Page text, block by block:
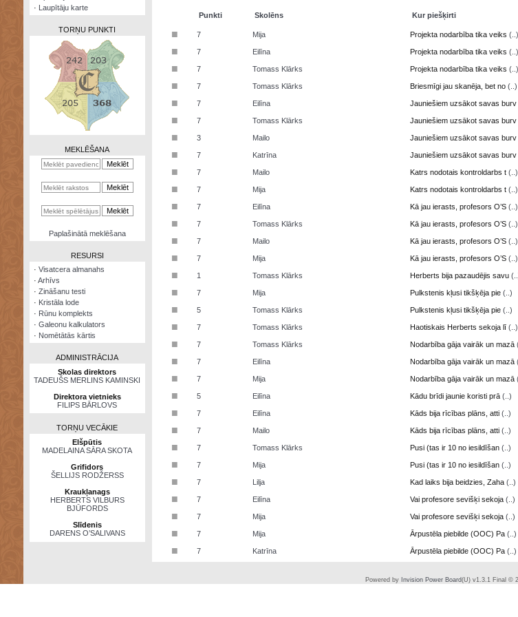
kalkulators
· Laupītāju karte
TORŅU PUNKTI
MEKLĒŠANA
Paplašinātā meklēšana
RESURSI
· Visatcera almanahs
· Arhīvs
· Zināšanu testi
· Kristāla lode
· Rūnu komplekts
· Galeonu kalkulators
· Nomētātās kārtis
ADMINISTRĀCIJA
Skolas direktors
TADEUŠS MERLINS KAMINSKI
Direktora vietnieks
FILIPS BĀRLOVS
TORŅU VECĀKIE
Elšpūtis
MADELAINA SĀRA SKOTA
Grifidors
ŠELLIJS RODŽERSS
Kraukļanags
HERBERTS VILBURS
BJŪFORDS
Slīdenis
DARENS O’SALIVANS
Punkti Skolēns Kur piešķirti
■ 7 Mija Projekta nodarbība tika veiks (..)
■ 7 Eilīna Projekta nodarbība tika veiks (..)
■ 7 Tomass Klārks Projekta nodarbība tika veiks (..)
■ 7 Tomass Klārks Briesmīgi jau skanēja, bet no (..)
■ 7 Eilīna Jauniešiem uzsākot savas burv
■ 7 Tomass Klārks Jauniešiem uzsākot savas burv
■ 3 Mailo Jauniešiem uzsākot savas burv
■ 7 Katrīna Jauniešiem uzsākot savas burv
■ 7 Mailo Katrs nodotais kontroldarbs t (..)
■ 7 Mija Katrs nodotais kontroldarbs t (..)
■ 7 Eilīna Kā jau ierasts, profesors O’S (..)
■ 7 Tomass Klārks Kā jau ierasts, profesors O’S (..)
■ 7 Mailo Kā jau ierasts, profesors O’S (..)
■ 7 Mija Kā jau ierasts, profesors O’S (..)
■ 1 Tomass Klārks Herberts bija pazaudējis savu
■ 7 Mija Pulkstenis kļusi tikšķēja pie (..)
■ 5 Tomass Klārks Pulkstenis kļusi tikšķēja pie (..)
■ 7 Tomass Klārks Haotiskais Herberts sekoja lī (..)
■ 7 Tomass Klārks Nodarbība gāja vairāk un mazā
■ 7 Eilīna Nodarbība gāja vairāk un mazā
■ 7 Mija Nodarbība gāja vairāk un mazā
■ 5 Eilīna Kādu brīdi jaunie koristi prā (..)
■ 7 Eilīna Kāds bija rīcības plāns, atti (..)
■ 7 Mailo Kāds bija rīcības plāns, atti (..)
■ 7 Tomass Klārks Pusi (tas ir 10 no iesildīšan (..)
■ 7 Mija Pusi (tas ir 10 no iesildīšan (..)
■ 7 Lilja Kad laiks bija beidzies, Zaha (..)
■ 7 Eilīna Vai profesore sevišķi sekoja (..)
■ 7 Mija Vai profesore sevišķi sekoja (..)
■ 7 Mija Ārpustēla piebilde (OOC) Pa (..)
■ 7 Katrīna Ārpustēla piebilde (OOC) Pa (..)
Powered by Invision Power Board(U) v1.3.1 Final ©